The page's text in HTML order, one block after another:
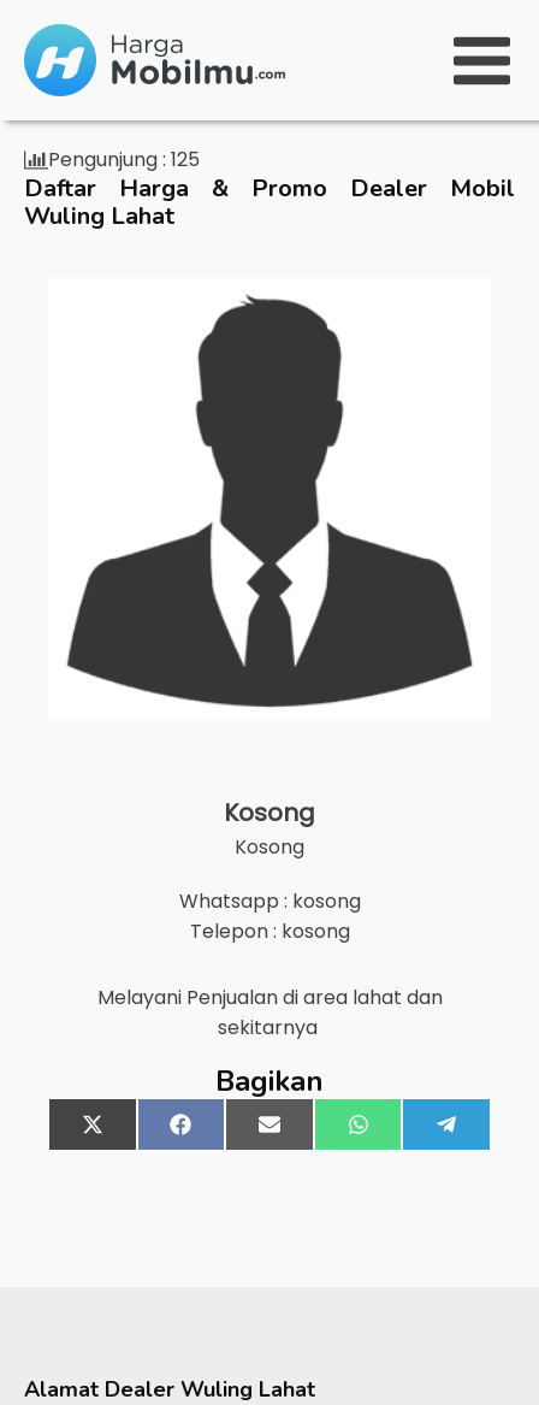
Pengunjung : 125
Daftar Harga & Promo Dealer Mobil
Wuling Lahat
Kosong
Kosong
Whatsapp : kosong
Telepon : kosong
Melayani Penjualan di area lahat dan
sekitarnya
Bagikan
Share
on
X
(Twitter)
Share
on
FacebookShare
on
Email Share
on
WhatsApp
on
Alamat Dealer Wuling Lahat